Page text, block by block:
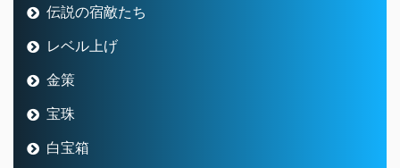
伝説の宿敵たち
レベル上げ
金策
宝珠
白宝箱